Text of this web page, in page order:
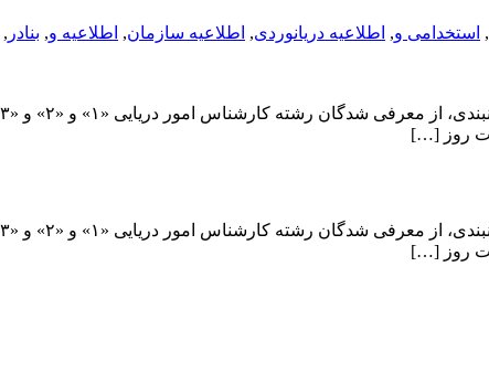
, استخدامی و, اطلاعیه دریانوردی, اطلاعیه سازمان, اطلاعیه و, بنادر ,